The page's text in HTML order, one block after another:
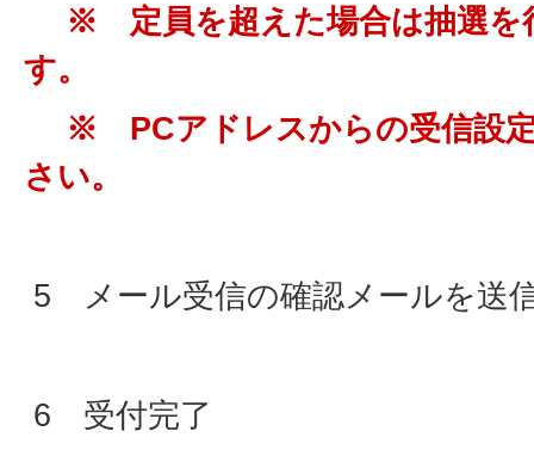
※ 定員を超えた場合は抽選を
※ PCアドレスからの受信設定
さい。
5 メール受信の確認メールを送
6 受付完了